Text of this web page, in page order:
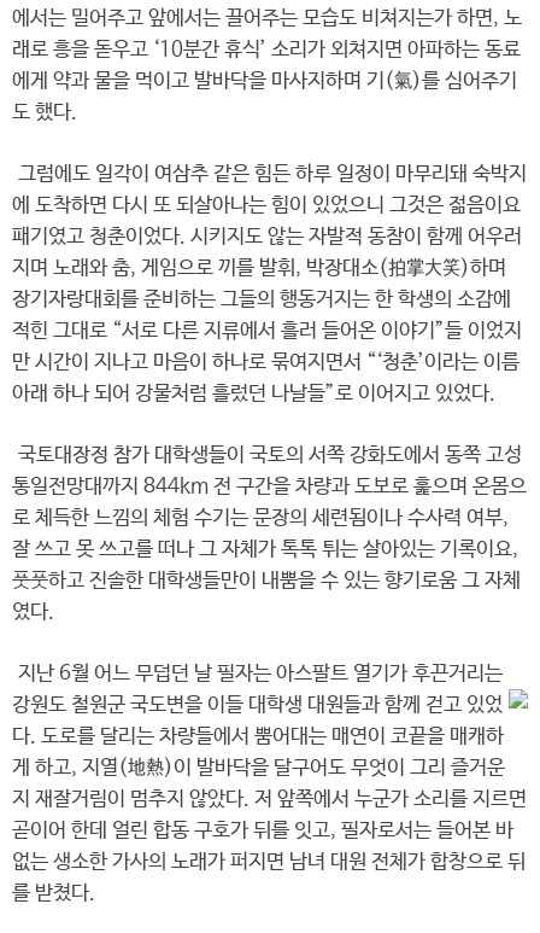
에서는 밀어주고 앞에서는 끌어주는 모습도 비쳐지는가 하면, 노
래로 흥을 돋우고 ‘10분간 휴식’ 소리가 외쳐지면 아파하는 동료
에게 약과 물을 먹이고 발바닥을 마사지하며 기(氣)를 심어주기
도 했다.
그럼에도 일각이 여삼추 같은 힘든 하루 일정이 마무리돼 숙박지
에 도착하면 다시 또 되살아나는 힘이 있었으니 그것은 젊음이요
패기였고 청춘이었다. 시키지도 않는 자발적 동참이 함께 어우러
지며 노래와 춤, 게임으로 끼를 발휘, 박장대소(拍掌大笑)하며
장기자랑대회를 준비하는 그들의 행동거지는 한 학생의 소감에
적힌 그대로 “서로 다른 지류에서 흘러 들어온 이야기”들 이었지
만 시간이 지나고 마음이 하나로 묶여지면서 “‘청춘’이라는 이름
아래 하나 되어 강물처럼 흘렀던 나날들”로 이어지고 있었다.
국토대장정 참가 대학생들이 국토의 서쪽 강화도에서 동쪽 고성
통일전망대까지 844km 전 구간을 차량과 도보로 훑으며 온몸으
로 체득한 느낌의 체험 수기는 문장의 세련됨이나 수사력 여부,
잘 쓰고 못 쓰고를 떠나 그 자체가 톡톡 튀는 살아있는 기록이요,
풋풋하고 진솔한 대학생들만이 내뿜을 수 있는 향기로움 그 자체
였다.
지난 6월 어느 무덥던 날 필자는 아스팔트 열기가 후끈거리는
강원도 철원군 국도변을 이들 대학생 대원들과 함께 걷고 있었
다. 도로를 달리는 차량들에서 뿜어대는 매연이 코끝을 매캐하
게 하고, 지열(地熱)이 발바닥을 달구어도 무엇이 그리 즐거운
지 재잘거림이 멈추지 않았다. 저 앞쪽에서 누군가 소리를 지르면
곧이어 한데 얼린 합동 구호가 뒤를 잇고, 필자로서는 들어본 바
없는 생소한 가사의 노래가 퍼지면 남녀 대원 전체가 합창으로 뒤
를 받쳤다.